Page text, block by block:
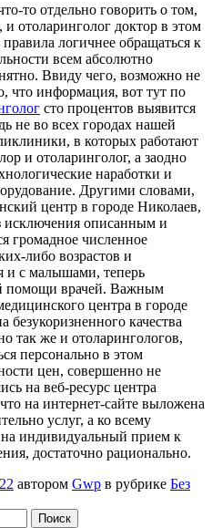
то отдельно говорить о том,
отоларинголог доктор в этом
логичнее обращаться к
всем абсолютно
Ввиду чего, возможно не
что информация, вот тут по
сто процентов выявится
не во всех городах нашей
в которых работают
и отоларинголог, а заодно
наработки и
Другими словами,
центр в городе Николаев,
исключения описанным и
громадное численное
либо возрастов и
и с малышами, теперь
помощи врачей. Важным
центра в городе
безукоризненного качества
так же и отоларингологов,
персонально в этом
цен, совершенно не
на веб-ресурс центра
на интернет-сайте выложена
услуг, а ко всему
индивидуальный прием к
достаточно рационально.
автором Gwp в рубрике Без